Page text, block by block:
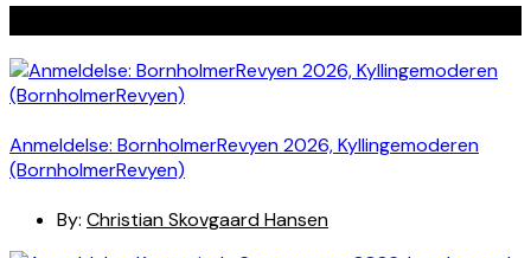
Anmeldelse: BornholmerRevyen 2026, Kyllingemoderen
(BornholmerRevyen)
By: Christian Skovgaard Hansen